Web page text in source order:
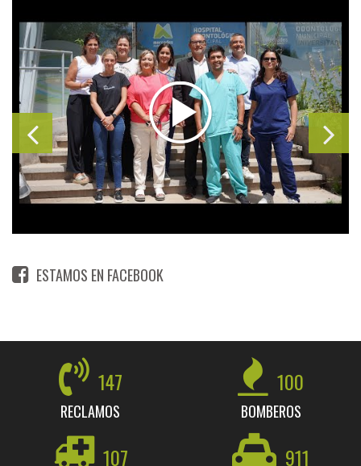
ESTAMOS EN FACEBOOK
147
RECLAMOS
100
BOMBEROS
107 911